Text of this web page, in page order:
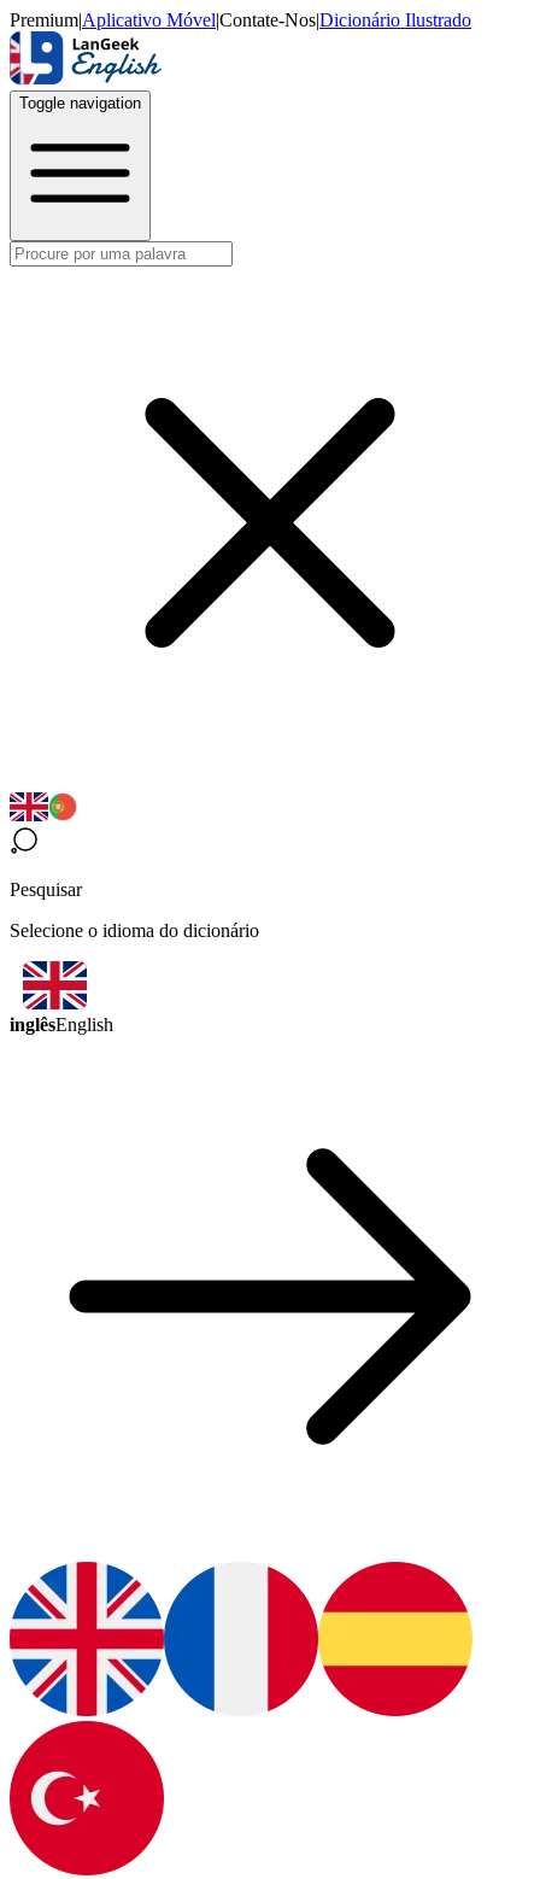
Premium|Aplicativo Móvel|Contate-Nos|Dicionário Ilustrado
Toggle navigation
Pesquisar
Selecione o idioma do dicionário
inglêsEnglish